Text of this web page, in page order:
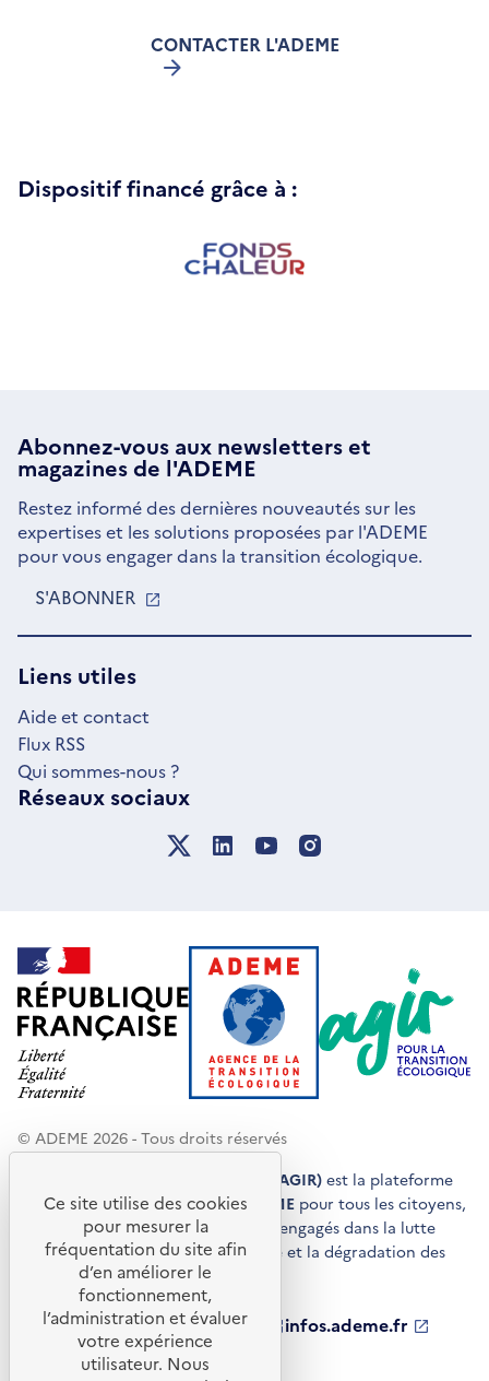
CONTACTER L'ADEME
Dispositif financé grâce à :
Abonnez-vous aux newsletterset
magazines de l'ADEME
Restez informé des dernières nouveautés sur les
expertises et les solutions proposées par l'ADEME
pour vous engager dans la transition écologique.
S'ABONNER
UNE
Liens utiles
Aide et contact
Flux RSS
Qui sommes-nous ?
Réseaux sociaux
© ADEME 2026 - Tous droits réservés
Agir pour la transition écologique (AGIR) est la plateforme
de conseils et de services de l'ADEME pour tous les citoyens,
acteurs économiques et territoires engagés dans la lutte
contre le réchauffement climatique et la dégradation des
ressources.
ademe.fr
S'ouvre librairie.ademe.fr
S'ouvre
dans
une
infos.ademe.fr
S'ouvre
ademe.fr/presse
S'ouvre
Ce site utilise des cookies
pour mesurer la
fréquentation du site afin
d’en améliorer le
fonctionnement,
l’administration et évaluer
votre expérience
utilisateur. Nous